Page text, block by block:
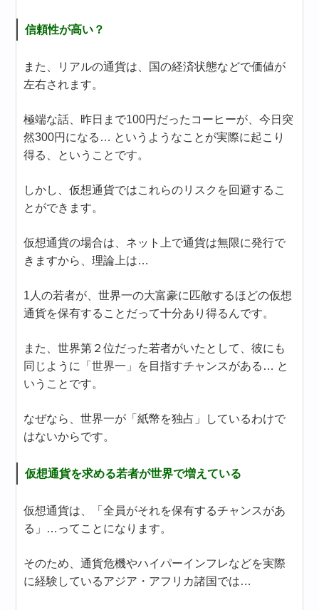
信頼性が高い？
また、リアルの通貨は、国の経済状態などで価値が
左右されます。
極端な話、昨日まで100円だったコーヒーが、今日突
然300円になる… というようなことが実際に起こり
得る、ということです。
しかし、仮想通貨ではこれらのリスクを回避するこ
とができます。
仮想通貨の場合は、ネット上で通貨は無限に発行で
きますから、理論上は…
1人の若者が、世界一の大富豪に匹敵するほどの仮想
通貨を保有することだって十分あり得るんです。
また、世界第２位だった若者がいたとして、彼にも
同じように「世界一」を目指すチャンスがある… と
いうことです。
なぜなら、世界一が「紙幣を独占」しているわけで
はないからです。
仮想通貨を求める若者が世界で増えている
仮想通貨は、「全員がそれを保有するチャンスがあ
る」…ってことになります。
そのため、通貨危機やハイパーインフレなどを実際
に経験しているアジア・アフリカ諸国では…